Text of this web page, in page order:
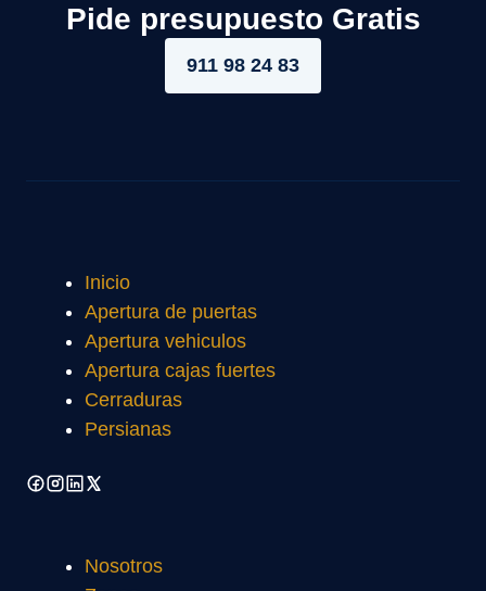
Pide presupuesto Gratis
911 98 24 83
Inicio
Apertura de puertas
Apertura vehiculos
Apertura cajas fuertes
Cerraduras
Persianas
Nosotros